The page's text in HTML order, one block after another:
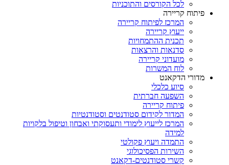
לכל הקורסים והתוכניות
פיתוח קריירה
המרכז לפיתוח קריירה
ייעוץ קריירה
תכנית ההתמחויות
סדנאות והרצאות
מועדוני קריירה
לוח המשרות
מדורי הדקאנט
סיוע כלכלי
השפעה חברתית
פיתוח קריירה
המדור לקידום סטודנטים וסטודנטיות
המרכז לייעוץ לימודי ותעסוקתי ואבחון וטיפול בלקויות
למידה
התמדה ויעוץ פקולטי
השירות הפסיכולוגי
קשרי סטודנטים-דקאנט